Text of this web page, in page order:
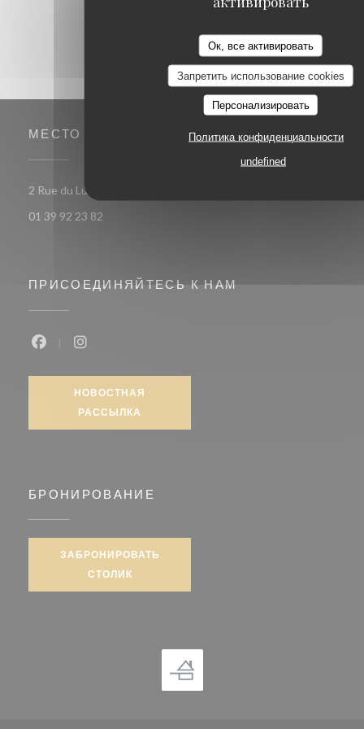
Ок, все активировать
Запретить использование cookies
Персонализировать
Политика конфиденциальности
undefined
МЕСТО
2 Rue du Luat 95350 Saint-Brice-sous-Forêt
01 39 92 23 82
ПРИСОЕДИНЯЙТЕСЬ К НАМ
НОВОСТНАЯ
РАССЫЛКА
БРОНИРОВАНИЕ
ЗАБРОНИРОВАТЬ
СТОЛИК